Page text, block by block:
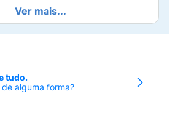
e economia,
duradouro com um
fralda. Com materiais de
com segurança
M (Médio)
Ver mais...
tudo.
alguma forma?